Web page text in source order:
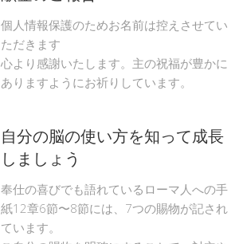
個人情報保護のためお名前は控えさせてい
ただきます
心より感謝いたします。主の祝福が豊かに
ありますようにお祈りしています。
自分の脳の使い方を知って成長
しましょう
奉仕の喜びでも語れているローマ人への手
紙12章6節〜8節には、7つの賜物が記され
ています。